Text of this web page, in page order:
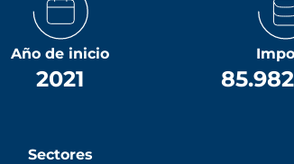
Año de inicio
2021
Sectores